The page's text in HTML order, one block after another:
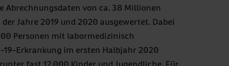
Abrechnungsdaten von ca. 38 Millionen
Jahre 2019 und 2020 ausgewertet. Dabei
Personen mit labormedizinisch
19-Erkrankung im ersten Halbjahr 2020